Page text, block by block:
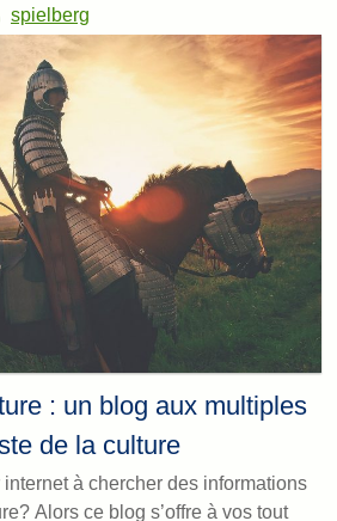
spielberg
: un blog aux multiples
de la culture
à chercher des informations
Alors ce blog s’offre à vos tout